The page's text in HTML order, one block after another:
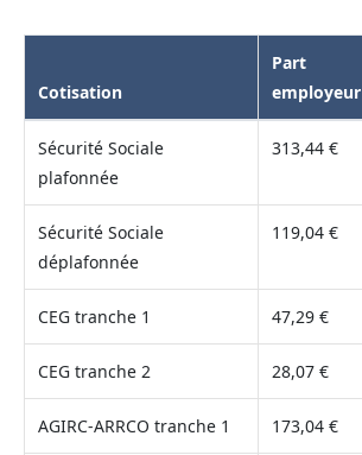
Cotisation
Part
employeur
Sécurité Sociale
plafonnée
313,44 €
Sécurité Sociale
déplafonnée
119,04 €
CEG tranche 1 47,29 €
CEG tranche 2 28,07 €
AGIRC-ARRCO tranche 1 173,04 €